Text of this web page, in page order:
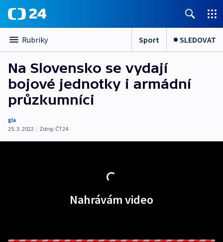
Rubriky Sport SLEDOVAT
Na Slovensko se vydají
bojové jednotky i armádní
průzkumníci
gla
25. 3. 2022 | Zdroj: ČT24
Nahrávám video